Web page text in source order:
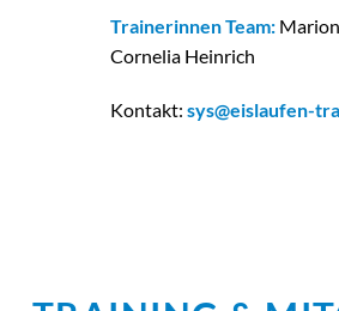
Trainerinnen Team:
Cornelia Heinrich
Kontakt: sys@eislaufen-